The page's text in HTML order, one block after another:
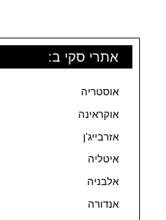
אתרי סקי ב:
אוסטריה
אוקראינה
אזרבייג'ן
איטליה
אלבניה
אנדורה